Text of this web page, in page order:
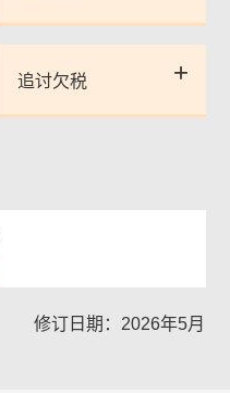
追讨欠税
修订日期：2026年5月